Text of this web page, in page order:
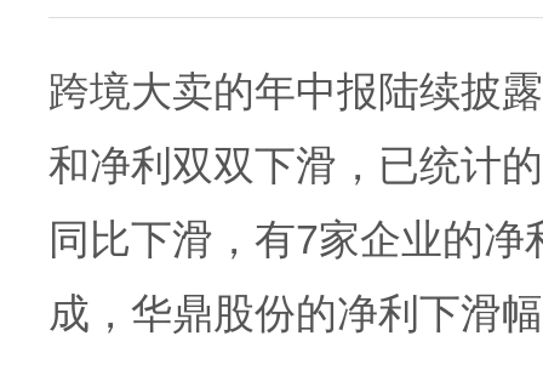
跨境大卖的年中报陆续披
和净利双双下滑，已统计
同比下滑，有7家企业的
成，华鼎股份的净利下滑